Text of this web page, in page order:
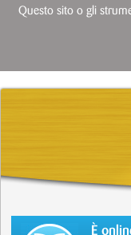
È
Questo sito o gli